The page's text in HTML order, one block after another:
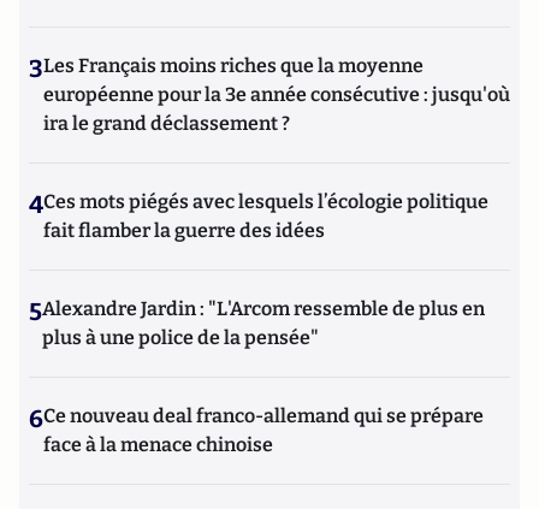
3Les Français moins riches que la moyenne
européenne pour la 3e année consécutive : jusqu'où
ira le grand déclassement ?
4Ces mots piégés avec lesquels l’écologie politique
fait flamber la guerre des idées
5Alexandre Jardin : "L'Arcom ressemble de plus en
plus à une police de la pensée"
6Ce nouveau deal franco-allemand qui se prépare
face à la menace chinoise